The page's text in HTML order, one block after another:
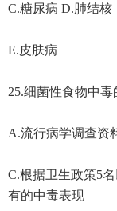
C.糖尿病 D.肺结核
E.皮肤病
25.细菌性食物中
A.流行病学调查资
C.根据卫生政策5
有的中毒表现